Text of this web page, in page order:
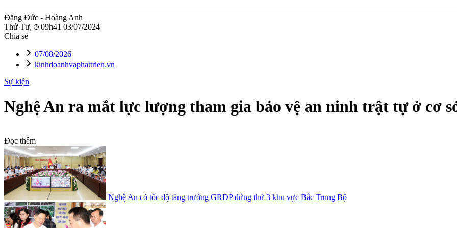
Đặng Đức - Hoàng Anh
Thứ Tư,
09h41 03/07/2024
Chia sẻ
07/08/2026
kinhdoanhvaphattrien.vn
Sự kiện
Nghệ An ra mắt lực lượng tham gia bảo vệ an ninh trật tự ở cơ
Đọc thêm
Nghệ An có tốc độ tăng trưởng GRDP đứng thứ 3 khu vực Bắc Trung Bộ